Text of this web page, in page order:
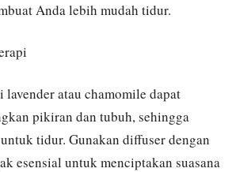
Anda lebih mudah tidur.
atau chamomile dapat
pikiran dan tubuh, sehingga
tidur. Gunakan diffuser dengan
esensial untuk menciptakan suasana